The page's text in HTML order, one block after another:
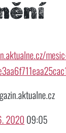
2020 09:05